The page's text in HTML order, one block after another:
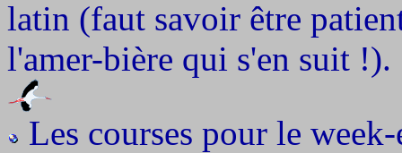
latin (faut savoir être
l'amer-bière qui s'en suit !).
Les courses pour le